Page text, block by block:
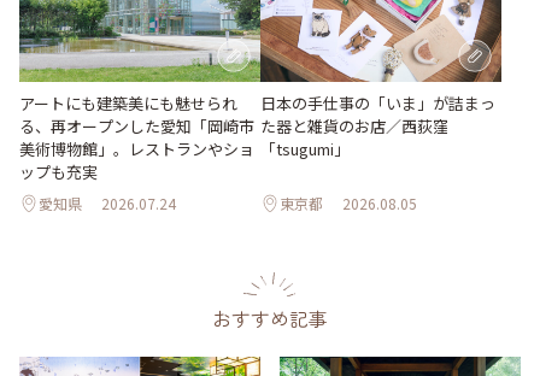
アートにも建築美にも魅せられ
る、再オープンした愛知「岡崎市
美術博物館」。レストランやショ
ップも充実
愛知県 2026.07.24
日本の手仕事の「いま」が詰まっ
た器と雑貨のお店／西荻窪
「tsugumi」
東京都 2026.08.05
おすすめ記事